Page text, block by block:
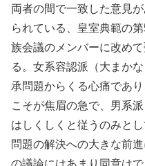
両者の間で一致した意見
られている、皇室典範の
族会議のメンバーに改め
る。女系容認派（大まか
承問題からくる心痛であ
こそが焦眉の急で、男系
はしくしくと従うのみと
問題の解決への大きな前
の議論にはあまり同意は